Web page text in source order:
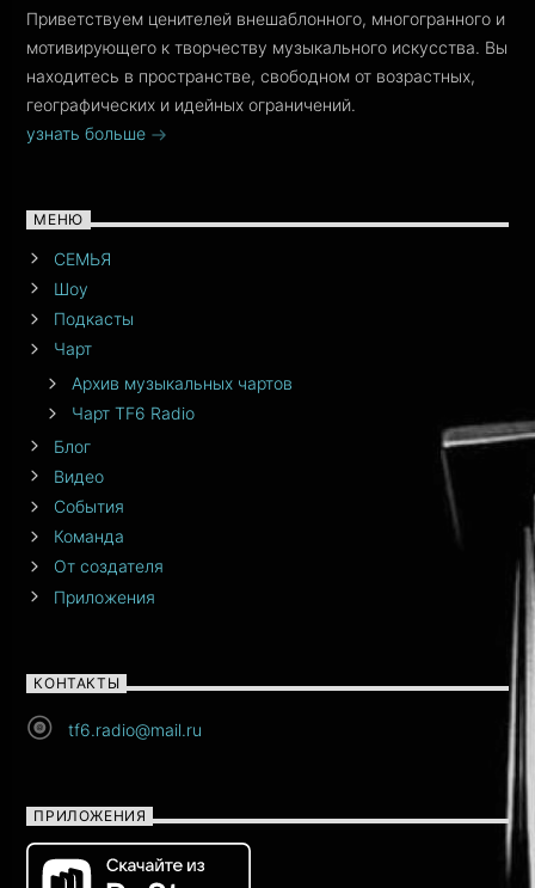
Приветствуем ценителей внешаблонного, многогранного и
мотивирующего к творчеству музыкального искусства. Вы
находитесь в пространстве, свободном от возрастных,
географических и идейных ограничений.
узнать больше
МЕНЮ
СЕМЬЯ
Шоу
Подкасты
Чарт
Архив музыкальных чартов
Чарт TF6 Radio
Блог
Видео
События
Команда
От создателя
Приложения
КОНТАКТЫ
tf6.radio@mail.ru
ПРИЛОЖЕНИЯ